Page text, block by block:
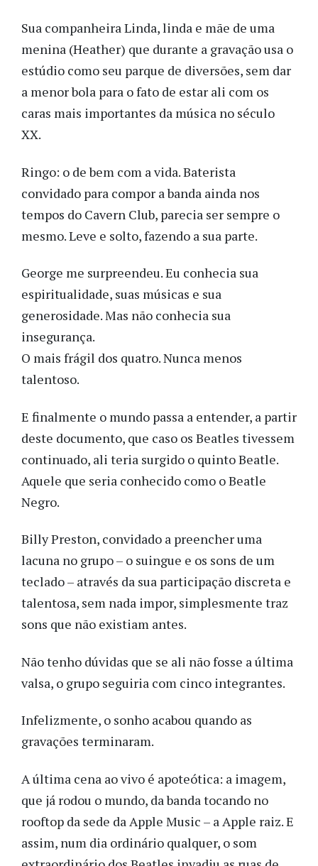
Sua companheira Linda, linda e mãe de uma
menina (Heather) que durante a gravação usa o
estúdio como seu parque de diversões, sem dar
a menor bola para o fato de estar ali com os
caras mais importantes da música no século
XX.
Ringo: o de bem com a vida. Baterista
convidado para compor a banda ainda nos
tempos do Cavern Club, parecia ser sempre o
mesmo. Leve e solto, fazendo a sua parte.
George me surpreendeu. Eu conhecia sua
espiritualidade, suas músicas e sua
generosidade. Mas não conhecia sua
insegurança.
O mais frágil dos quatro. Nunca menos
talentoso.
E finalmente o mundo passa a entender, a partir
deste documento, que caso os Beatles tivessem
continuado, ali teria surgido o quinto Beatle.
Aquele que seria conhecido como o Beatle
Negro.
Billy Preston, convidado a preencher uma
lacuna no grupo – o suingue e os sons de um
teclado – através da sua participação discreta e
talentosa, sem nada impor, simplesmente traz
sons que não existiam antes.
Não tenho dúvidas que se ali não fosse a última
valsa, o grupo seguiria com cinco integrantes.
Infelizmente, o sonho acabou quando as
gravações terminaram.
A última cena ao vivo é apoteótica: a imagem,
que já rodou o mundo, da banda tocando no
rooftop da sede da Apple Music – a Apple raiz. E
assim, num dia ordinário qualquer, o som